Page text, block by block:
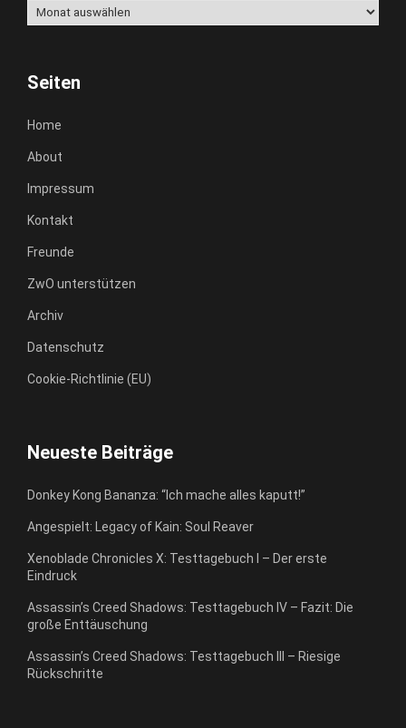
Archiv
Seiten
Home
About
Impressum
Kontakt
Freunde
ZwO unterstützen
Archiv
Datenschutz
Cookie-Richtlinie (EU)
Neueste Beiträge
Donkey Kong Bananza: “Ich mache alles kaputt!”
Angespielt: Legacy of Kain: Soul Reaver
Xenoblade Chronicles X: Testtagebuch I – Der erste
Eindruck
Assassin’s Creed Shadows: Testtagebuch IV – Fazit: Die
große Enttäuschung
Assassin’s Creed Shadows: Testtagebuch III – Riesige
Rückschritte